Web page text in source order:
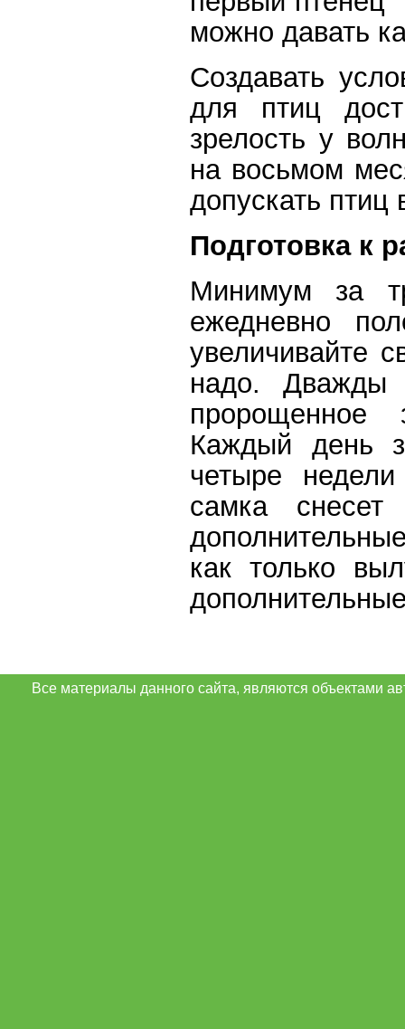
можно давать
Создавать
для птиц
зрелость у
на восьмом
допускать птиц
Подготовка к
Минимум за
ежедневно
увеличивайте
надо. Дважды
пророщенное
Каждый день
четыре
самка
как только
Все материалы данного сайта, являются объектами